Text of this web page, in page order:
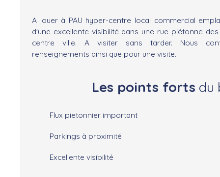
A louer à PAU hyper-centre local commercial
d'une excellente visibilité dans une rue piétonne
centre ville. A visiter sans tarder. Nous
renseignements ainsi que pour une visite.
Les points forts du
Flux pietonnier important
Parkings à proximité
Excellente visibilité